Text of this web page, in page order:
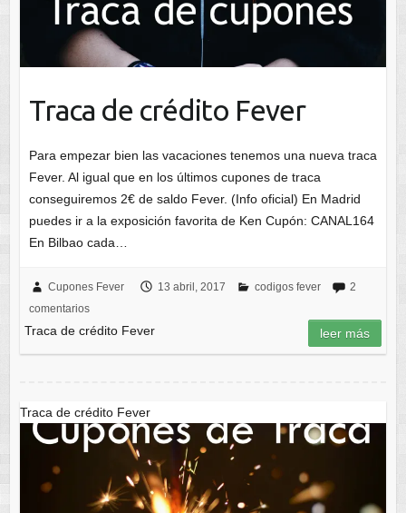
Traca de crédito Fever
Para empezar bien las vacaciones tenemos una nueva traca
Fever. Al igual que en los últimos cupones de traca
conseguiremos 2€ de saldo Fever. (Info oficial) En Madrid
puedes ir a la exposición favorita de Ken Cupón: CANAL164
En Bilbao cada…
Cupones Fever 13 abril, 2017 codigos fever
2
comentarios
Traca de crédito Fever leer más
Traca de crédito Fever